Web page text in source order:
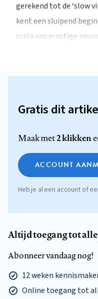
gerekend tot de ‘slow
kent een sluipend
scala van ernstige
Gratis dit
Maak met2 klikken
ACCOUNT
Heb je al een account of
Altijd toegang tot
Abonneer vandaag nog!
12 weken
Online toegang tot